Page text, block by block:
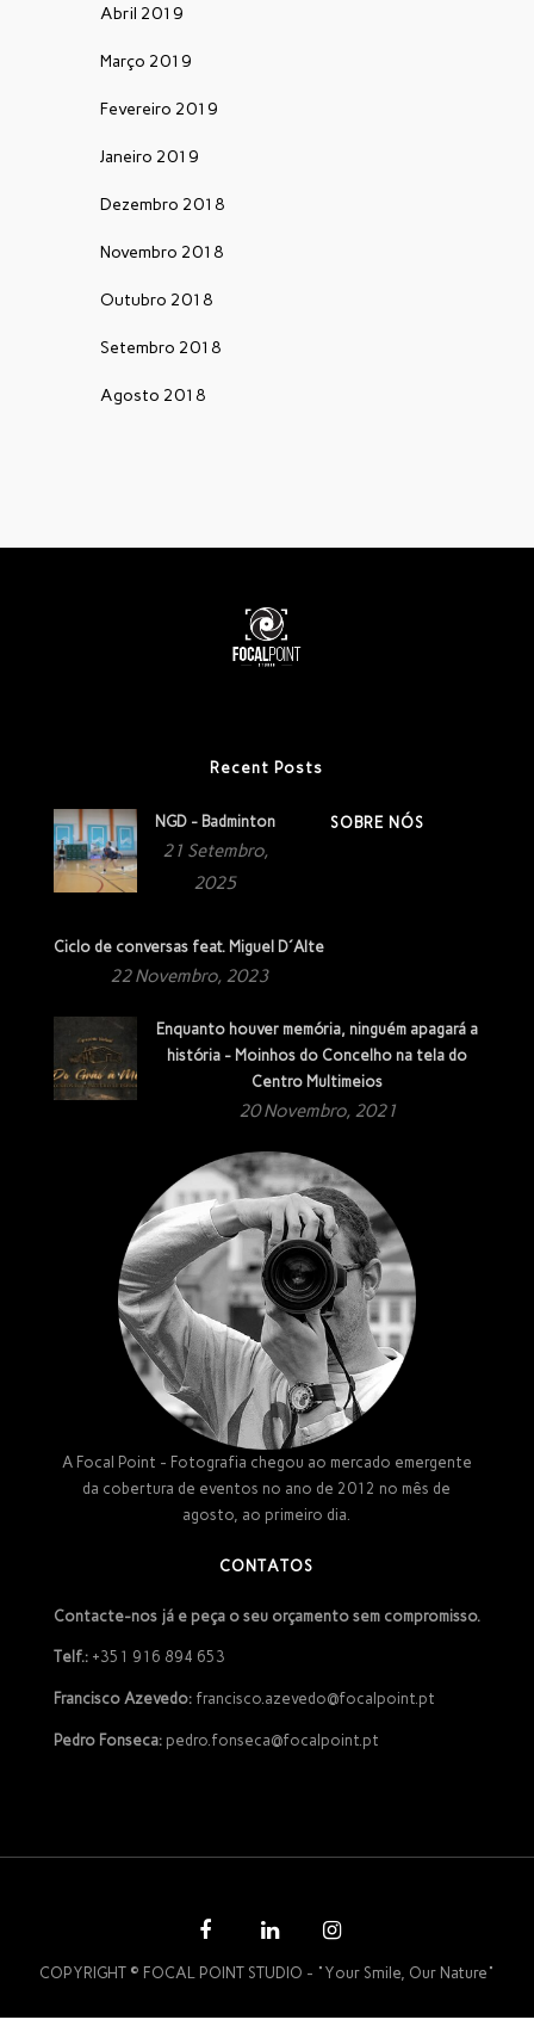
Abril 2019
Março 2019
Fevereiro 2019
Janeiro 2019
Dezembro 2018
Novembro 2018
Outubro 2018
Setembro 2018
Agosto 2018
Recent Posts
NGD - Badminton
21 Setembro,
2025
Ciclo de conversas feat. Miguel D´Alte
22 Novembro, 2023
Enquanto houver memória, ninguém apagará a
história - Moinhos do Concelho na tela do
Centro Multimeios
20 Novembro, 2021
SOBRE NÓS
A Focal Point - Fotografia chegou ao mercado emergente
da cobertura de eventos no ano de 2012 no mês de
agosto, ao primeiro dia.
CONTATOS
Contacte-nos já e peça o seu orçamento sem compromisso.
Telf.:+351 916 894 653
Francisco Azevedo:francisco.azevedo@focalpoint.pt
Pedro Fonseca:pedro.fonseca@focalpoint.pt
COPYRIGHT © FOCAL POINT STUDIO - "Your Smile, Our Nature"